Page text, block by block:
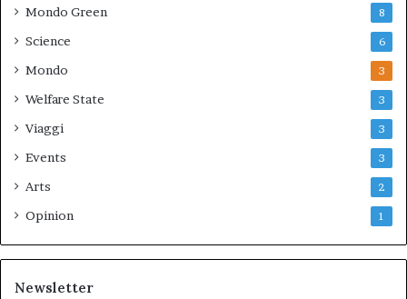
Mondo Green 8
Science 6
Mondo 3
Welfare State 3
Viaggi 3
Events 3
Arts 2
Opinion 1
Newsletter